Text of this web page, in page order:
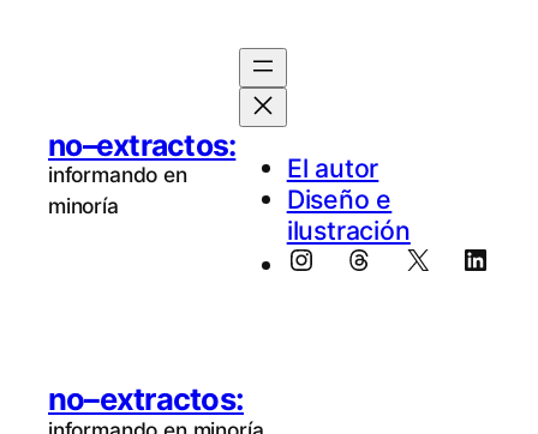
no–extractos:
informando en
minoría
El au­tor
Diseño e
ilustración
Instagram
Threads
X
no–extractos: